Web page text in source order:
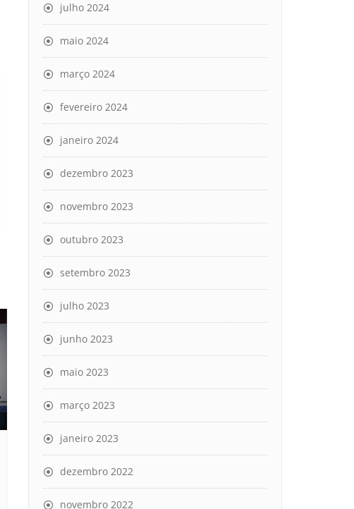
julho 2024
maio 2024
março 2024
fevereiro 2024
janeiro 2024
dezembro 2023
novembro 2023
outubro 2023
setembro 2023
julho 2023
junho 2023
maio 2023
março 2023
janeiro 2023
dezembro 2022
novembro 2022